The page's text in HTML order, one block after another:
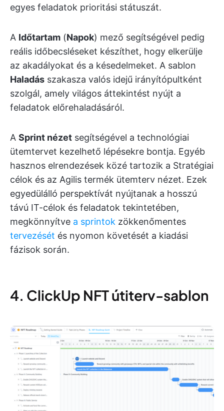
egyes feladatok prioritási státuszát.
A Időtartam (Napok) mező segítségével pedig
reális időbecsléseket készíthet, hogy elkerülje
az akadályokat és a késedelmeket. A sablon
Haladás szakasza valós idejű irányítópultként
szolgál, amely világos áttekintést nyújt a
feladatok előrehaladásáról.
A Sprint nézet segítségével a technológiai
ütemtervet kezelhető lépésekre bontja. Egyéb
hasznos elrendezések közé tartozik a Stratégiai
célok és az Agilis termék ütemterv nézet. Ezek
egyedülálló perspektívát nyújtanak a hosszú
távú IT-célok és feladatok tekintetében,
megkönnyítve a sprintok zökkenőmentes
tervezését és nyomon követését a kiadási
fázisok során.
4. ClickUp NFT útiterv-sablon